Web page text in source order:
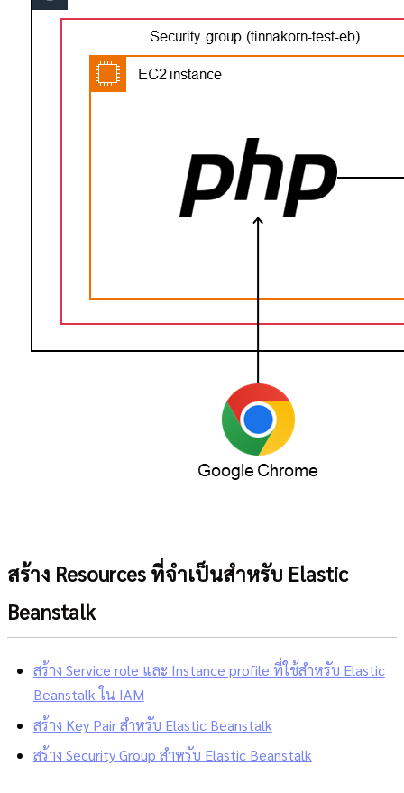
สร้าง Resources ที่จำเป็นสำหรับ Elastic
Beanstalk
สร้าง Service role และ Instance profile ที่ใช้สำหรับ Elastic
Beanstalk ใน IAM
สร้าง Key Pair สำหรับ Elastic Beanstalk
สร้าง Security Group สำหรับ Elastic Beanstalk